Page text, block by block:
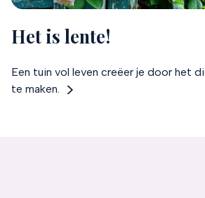
Het is lente!
Een tuin vol leven creëer je door het
te maken.